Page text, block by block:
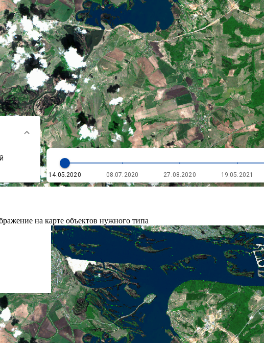
на карте объектов нужного типа